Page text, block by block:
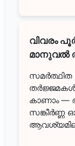
വിവരം
മാനുവൽ
കാണാം —